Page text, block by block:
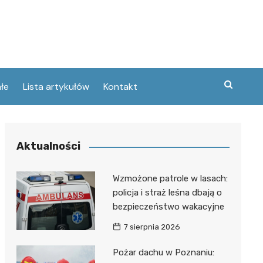
Lista artykułów Kontakt
Aktualności
Wzmożone patrole w lasach:
policja i straż leśna dbają o
bezpieczeństwo wakacyjne
7 sierpnia 2026
Pożar dachu w Poznaniu: